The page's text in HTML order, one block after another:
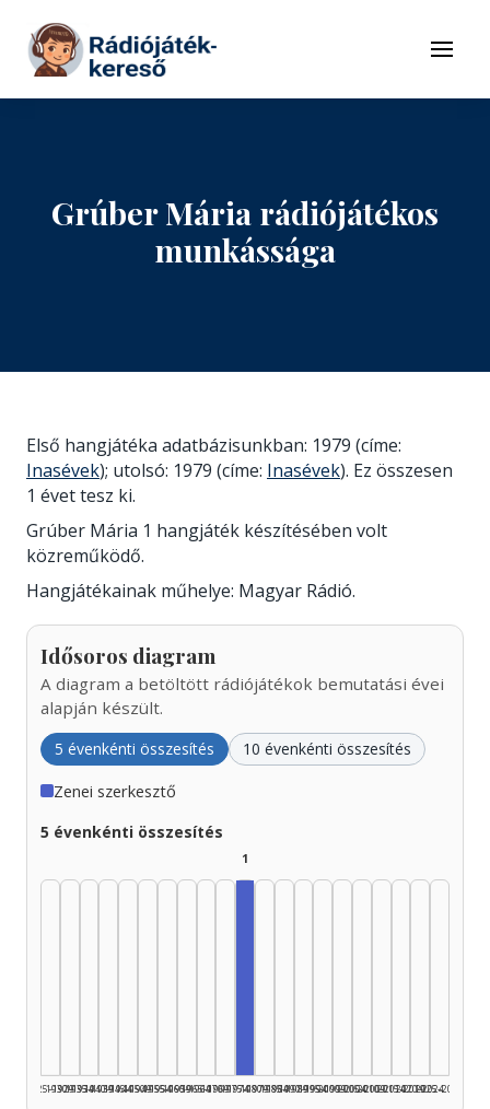
Tovább a tartalomhoz
Menü
Grúber Mária rádiójátékos
munkássága
Első hangjátéka adatbázisunkban: 1979 (címe:
Inasévek); utolsó: 1979 (címe: Inasévek). Ez összesen
1 évet tesz ki.
Grúber Mária 1 hangjáték készítésében volt
közreműködő.
Hangjátékainak műhelye: Magyar Rádió.
Idősoros diagram
A diagram a betöltött rádiójátékok bemutatási évei
alapján készült.
5 évenkénti összesítés 10 évenkénti összesítés
Zenei szerkesztő
5 évenkénti összesítés
1925–1929
1930–1934
1935–1939
1940–1944
1945–1949
1950–1954
1955–1959
1960–1964
1965–1969
1970–1974
1
1975–1979
1980–1984
1985–1989
1990–1994
1995–1999
2000–2004
2005–2009
2010–2014
2015–2019
2020–2024
2025–2026